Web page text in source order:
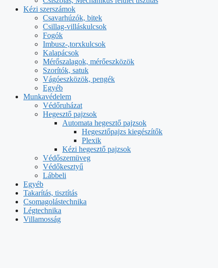
Kézi szerszámok
Csavarhúzók, bitek
Csillag-villáskulcsok
Fogók
Imbusz-,torxkulcsok
Kalapácsok
Mérőszalagok, mérőeszközök
Szorítók, satuk
Vágóeszközök, pengék
Egyéb
Munkavédelem
Védőruházat
Hegesztő pajzsok
Automata hegesztő pajzsok
Hegesztőpajzs kiegészítők
Plexik
Kézi hegesztő pajzsok
Védőszemüveg
Védőkesztyű
Lábbeli
Egyéb
Takarítás, tisztítás
Csomagolástechnika
Légtechnika
Villamosság